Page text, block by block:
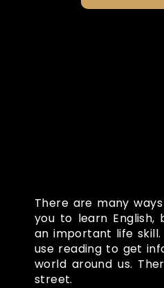
There are many
you to learn English,
an important life
use reading to get
world around us.
street.